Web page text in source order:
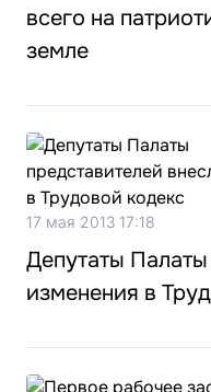
всего на
земле
17 мая 2013 17:18
Депутаты
изменения в